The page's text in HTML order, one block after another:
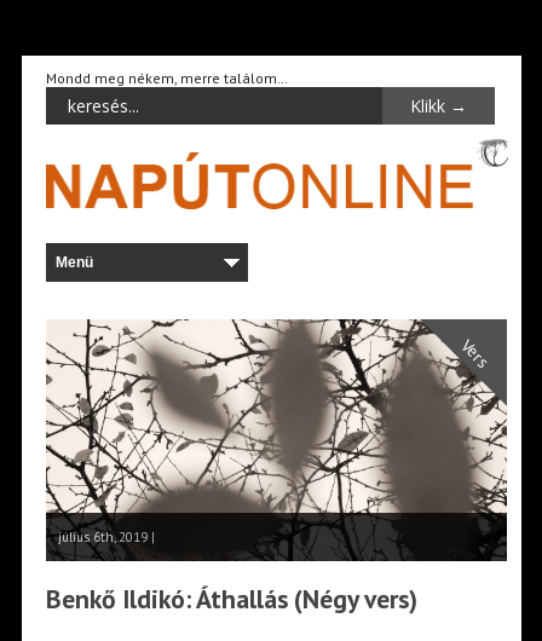
Mondd meg nékem, merre találom…
Vers
július 6th, 2019 |
Benkő Ildikó: Áthallás (Négy vers)